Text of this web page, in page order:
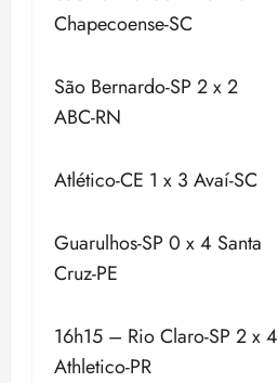
Chapecoense-SC
São Bernardo-SP 2 x 2
ABC-RN
Atlético-CE 1 x 3 Avaí-SC
Guarulhos-SP 0 x 4 Santa
Cruz-PE
16h15 – Rio Claro-SP 2 x 4
Athletico-PR